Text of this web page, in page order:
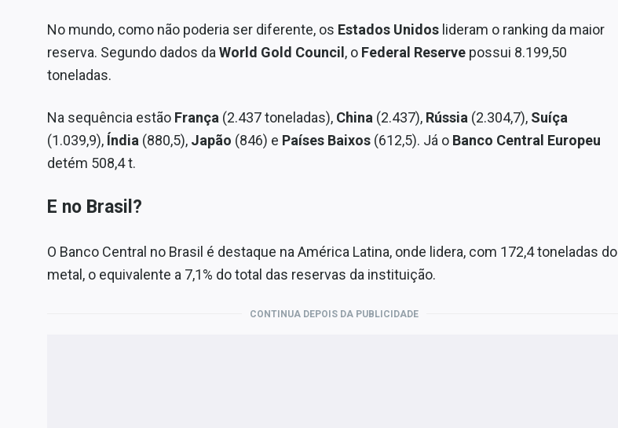
No mundo, como não poderia ser diferente, os Estados Unidos lideram o ranking da maior
reserva. Segundo dados da World Gold Council, o Federal Reserve possui 8.199,50
toneladas.
Na sequência estão França (2.437 toneladas), China (2.437), Rússia (2.304,7), Suíça
(1.039,9), Índia (880,5), Japão (846) e Países Baixos (612,5). Já o Banco Central Europeu
detém 508,4 t.
E no Brasil?
O Banco Central no Brasil é destaque na América Latina, onde lidera, com 172,4 toneladas do
metal, o equivalente a 7,1% do total das reservas da instituição.
CONTINUA DEPOIS DA PUBLICIDADE